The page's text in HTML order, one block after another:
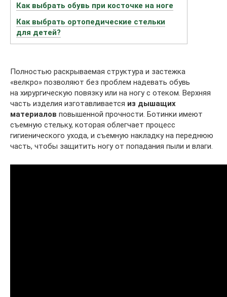
Как выбрать обувь при косточке на ноге
Как выбрать ортопедические стельки
для детей?
Полностью раскрываемая структура и застежка
«велкро» позволяют без проблем надевать обувь
на хирургическую повязку или на ногу с отеком. Верхняя
часть изделия изготавливается из дышащих
материалов повышенной прочности. Ботинки имеют
съемную стельку, которая облегчает процесс
гигиенического ухода, и съемную накладку на переднюю
часть, чтобы защитить ногу от попадания пыли и влаги.